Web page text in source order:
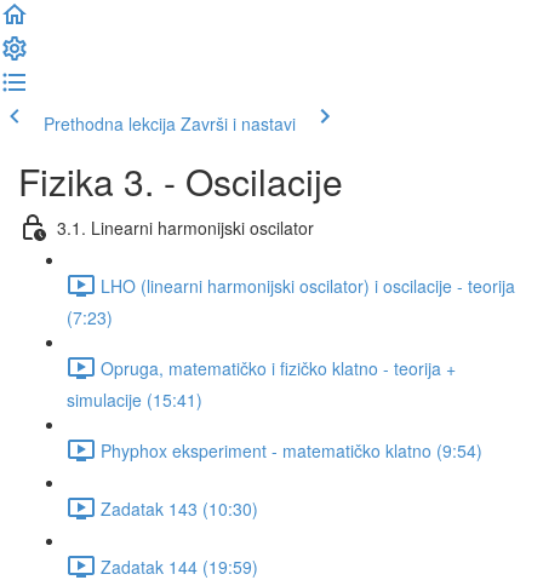
Prethodna lekcija Završi i nastavi
Fizika 3. - Oscilacije
3.1. Linearni harmonijski oscilator
LHO (linearni harmonijski oscilator) i oscilacije - teorija
(7:23)
Opruga, matematičko i fizičko klatno - teorija +
simulacije (15:41)
Phyphox eksperiment - matematičko klatno (9:54)
Zadatak 143 (10:30)
Zadatak 144 (19:59)